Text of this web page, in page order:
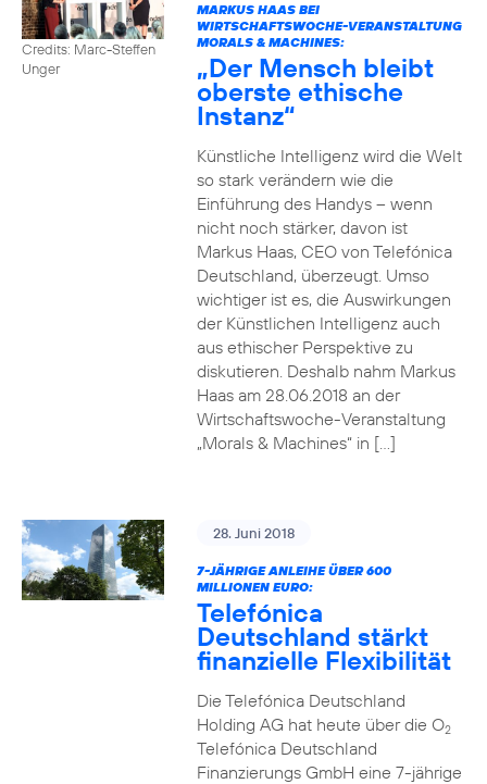
Credits: Marc-Steffen
Unger
MARKUS HAAS BEI
WIRTSCHAFTSWOCHE-VERANSTALTUNG
MORALS & MACHINES:
„Der Mensch bleibt
oberste ethische
Instanz“
Künstliche Intelligenz wird die Welt
so stark verändern wie die
Einführung des Handys – wenn
nicht noch stärker, davon ist
Markus Haas, CEO von Telefónica
Deutschland, überzeugt. Umso
wichtiger ist es, die Auswirkungen
der Künstlichen Intelligenz auch
aus ethischer Perspektive zu
diskutieren. Deshalb nahm Markus
Haas am 28.06.2018 an der
Wirtschaftswoche-Veranstaltung
„Morals & Machines“ in […]
28. Juni 2018
7-JÄHRIGE ANLEIHE ÜBER 600
MILLIONEN EURO:
Telefónica
Deutschland stärkt
finanzielle Flexibilität
Die Telefónica Deutschland
Holding AG hat heute über die O2
Telefónica Deutschland
Finanzierungs GmbH eine 7-jährige